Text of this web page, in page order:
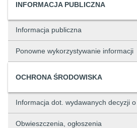
INFORMACJA PUBLICZNA
Informacja publiczna
Ponowne wykorzystywanie informacji
OCHRONA ŚRODOWISKA
Informacja dot. wydawanych decyzji o
Obwieszczenia, ogłoszenia